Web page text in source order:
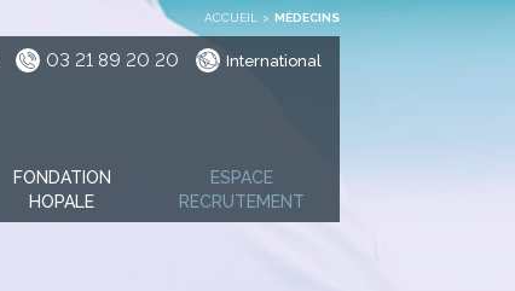
ACCUEIL > MÉDECINS
03 21 89 20 20 International
FONDATION
HOPALE
ESPACE
RECRUTEMENT